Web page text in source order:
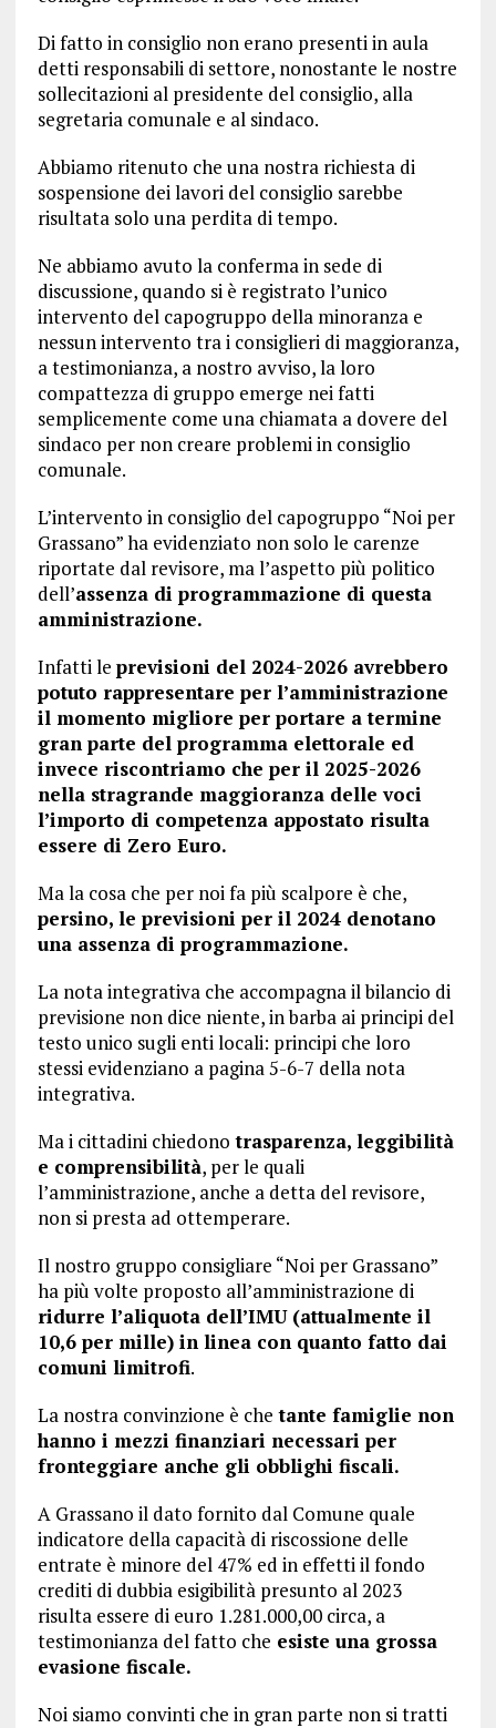
Di fatto in consiglio non erano presenti in aula
detti responsabili di settore, nonostante le nostre
sollecitazioni al presidente del consiglio, alla
segretaria comunale e al sindaco.
Abbiamo ritenuto che una nostra richiesta di
sospensione dei lavori del consiglio sarebbe
risultata solo una perdita di tempo.
Ne abbiamo avuto la conferma in sede di
discussione, quando si è registrato l’unico
intervento del capogruppo della minoranza e
nessun intervento tra i consiglieri di maggioranza,
a testimonianza, a nostro avviso, la loro
compattezza di gruppo emerge nei fatti
semplicemente come una chiamata a dovere del
sindaco per non creare problemi in consiglio
comunale.
L’intervento in consiglio del capogruppo “Noi per
Grassano” ha evidenziato non solo le carenze
riportate dal revisore, ma l’aspetto più politico
dell’assenza di programmazione di questa
amministrazione.
Infatti le previsioni del 2024-2026 avrebbero
potuto rappresentare per l’amministrazione
il momento migliore per portare a termine
gran parte del programma elettorale ed
invece riscontriamo che per il 2025-2026
nella stragrande maggioranza delle voci
l’importo di competenza appostato risulta
essere di Zero Euro.
Ma la cosa che per noi fa più scalpore è che,
persino, le previsioni per il 2024 denotano
una assenza di programmazione.
La nota integrativa che accompagna il bilancio di
previsione non dice niente, in barba ai principi del
testo unico sugli enti locali: principi che loro
stessi evidenziano a pagina 5-6-7 della nota
integrativa.
Ma i cittadini chiedono trasparenza, leggibilità
e comprensibilità, per le quali
l’amministrazione, anche a detta del revisore,
non si presta ad ottemperare.
Il nostro gruppo consigliare “Noi per Grassano”
ha più volte proposto all’amministrazione di
ridurre l’aliquota dell’IMU (attualmente il
10,6 per mille) in linea con quanto fatto dai
comuni limitrofi.
La nostra convinzione è che tante famiglie non
hanno i mezzi finanziari necessari per
fronteggiare anche gli obblighi fiscali.
A Grassano il dato fornito dal Comune quale
indicatore della capacità di riscossione delle
entrate è minore del 47% ed in effetti il fondo
crediti di dubbia esigibilità presunto al 2023
risulta essere di euro 1.281.000,00 circa, a
testimonianza del fatto che esiste una grossa
evasione fiscale.
Noi siamo convinti che in gran parte non si tratti